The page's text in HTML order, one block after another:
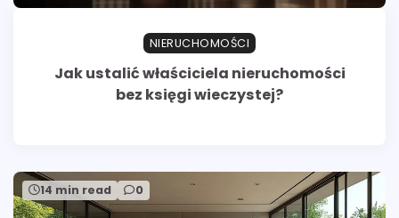
NIERUCHOMOŚCI
Jak ustalić właściciela nieruchomości
bez księgi wieczystej?
14 min read 0